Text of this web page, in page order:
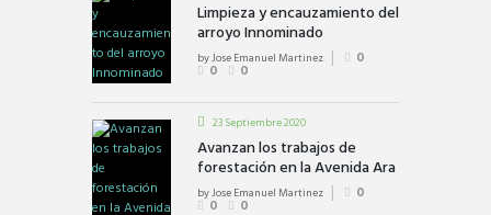
Limpieza y encauzamiento del
arroyo Innominado
byJose Emanuel Martinez
0
0
0
23 Septiembre 2020
Avanzan los trabajos de
forestación en la Avenida Ara
San Juan
byJose Emanuel Martinez
0
0
0